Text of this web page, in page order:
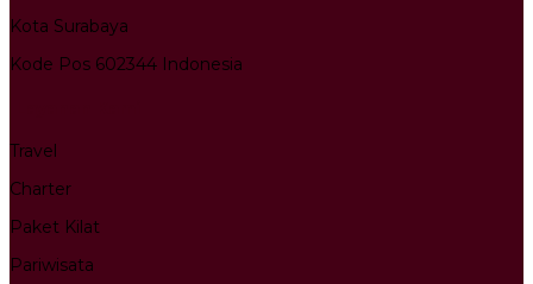
Kota Surabaya
Kode Pos 602344 Indonesia
Travel
Charter
Paket Kilat
Pariwisata